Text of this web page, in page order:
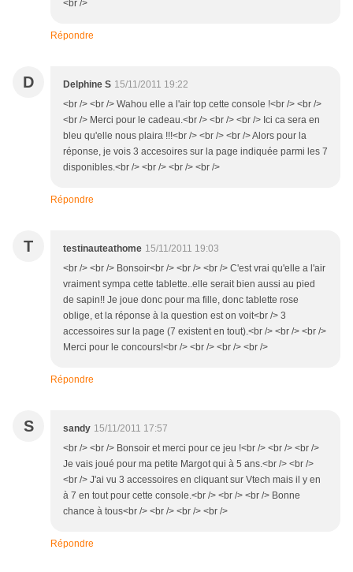
<br />
Répondre
D Delphine S 15/11/2011 19:22
<br /> <br /> Wahou elle a l'air top cette console !<br /> <br />
<br /> Merci pour le cadeau.<br /> <br /> <br /> Ici ca sera en
bleu qu'elle nous plaira !!!<br /> <br /> <br /> Alors pour la
réponse, je vois 3 accesoires sur la page indiquée parmi les 7
disponibles.<br /> <br /> <br /> <br />
Répondre
T testinauteathome 15/11/2011 19:03
<br /> <br /> Bonsoir<br /> <br /> <br /> C'est vrai qu'elle a l'air
vraiment sympa cette tablette..elle serait bien aussi au pied
de sapin!! Je joue donc pour ma fille, donc tablette rose
oblige, et la réponse à la question est on voit<br /> 3
accessoires sur la page (7 existent en tout).<br /> <br /> <br />
Merci pour le concours!<br /> <br /> <br /> <br />
Répondre
S sandy 15/11/2011 17:57
<br /> <br /> Bonsoir et merci pour ce jeu !<br /> <br /> <br />
Je vais joué pour ma petite Margot qui à 5 ans.<br /> <br />
<br /> J'ai vu 3 accessoires en cliquant sur Vtech mais il y en
à 7 en tout pour cette console.<br /> <br /> <br /> Bonne
chance à tous<br /> <br /> <br /> <br />
Répondre